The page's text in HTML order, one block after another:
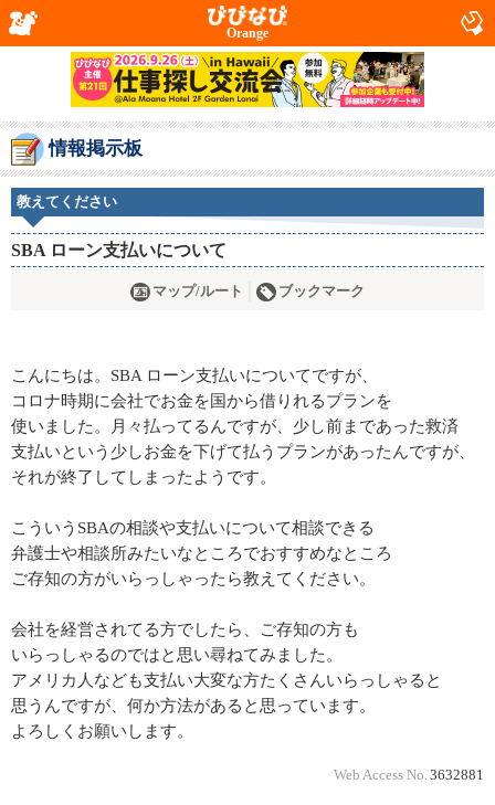
Orange
情報掲示板
教えてください
SBA ローン支払いについて
マップ/ルート ブックマーク
こんにちは。SBA ローン支払いについてですが、
コロナ時期に会社でお金を国から借りれるプランを
使いました。月々払ってるんですが、少し前まであった救済
支払いという少しお金を下げて払うプランがあったんですが、
それが終了してしまったようです。
こういうSBAの相談や支払いについて相談できる
弁護士や相談所みたいなところでおすすめなところ
ご存知の方がいらっしゃったら教えてください。
会社を経営されてる方でしたら、ご存知の方も
いらっしゃるのではと思い尋ねてみました。
アメリカ人なども支払い大変な方たくさんいらっしゃると
思うんですが、何か方法があると思っています。
よろしくお願いします。
Web Access No. 3632881